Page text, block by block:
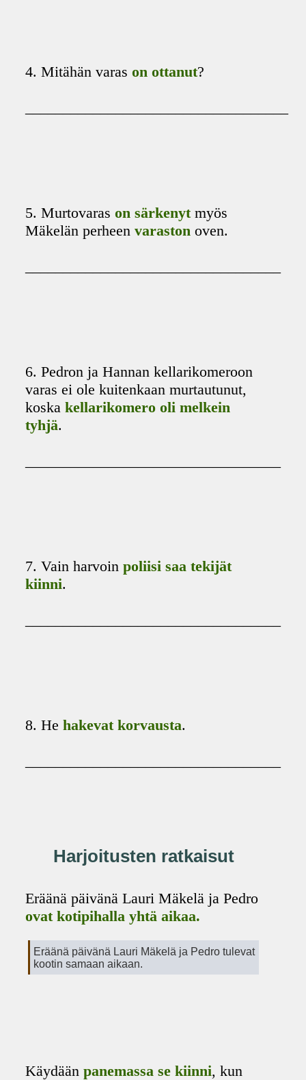
4. Mitähän varason ottanut?
5. Murtovarason särkenytmyös
Mäkelän perheenvaraston oven.
6. Pedron ja Hannan kellarikomeroon
varas ei ole kuitenkaan murtautunut,
koskakellarikomero oli melkein
tyhjä.
7. Vain harvoinpoliisi saa tekijät
kiinni.
8. Hehakevat korvausta.
Harjoitusten ratkaisut
Eräänä päivänä Lauri Mäkelä ja Pedro
ovat kotipihalla yhtä aikaa.
Eräänä päivänä Lauri Mäkelä ja Pedro tulevat
kootin samaan aikaan.
Käydäänpanemassa se kiinni, kun